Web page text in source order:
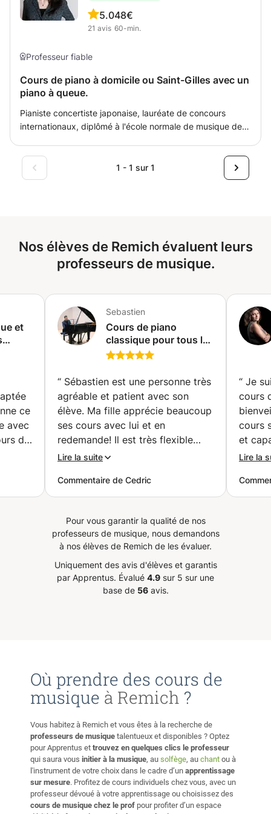
5.0
21 avis
48€
60-min.
Professeur fiable
Cours de piano à domicile ou Saint-Gilles avec un
piano à queue.
Pianiste concertiste japonaise, lauréate de concours
internationaux, diplômé à l'école normale de musique de
ou chez moi à Saint-gilles avec un piano à queue. Je
propose un apprentissage adoptée aux chacun, de
smartphone, et une passion à la musique. Pour ceux qui
sont aux niveaux avancés, je demande de m'envoyer
votre enregistrement jusqu'à la date et vous donne le
Français, Anglais, Japonais,
1 - 1 sur 1
Nos élèves de Remich évaluent leurs
professeurs de musique.
et
ce
avec
Sebastien
Cours de piano
classique pour tous les
âges - chez vous !
“ Sébastien est une personne très
agréable et patient avec son
élève. Ma fille apprécie beaucoup
ses cours avec lui et en
redemande! Il est très flexible
concernant l’organisation des
ce qui est très appréciable. Je
recommande! ”
Lire la suite
Commentaire de Cedric
“ Je
cours
cours
et
a me
Lire la
Pour vous garantir la qualité de nos
professeurs de musique, nous demandons
à nos élèves de Remich de les évaluer.
Uniquement des avis d'élèves et garantis
par Apprentus. Évalué 4.9 sur 5 sur une
base de 56avis.
Où prendre des cours de
musique à Remich ?
Vous habitez à Remich et vous êtes à la recherche de
professeurs de musique talentueux et disponibles ? Optez
pour Apprentus et trouvez en quelques clics le professeur
qui saura vous initier à la musique, au solfège, au chant ou à
l'instrument de votre choix dans le cadre d’un apprentissage
sur mesure. Profitez de cours individuels chez vous, avec un
professeur dévoué à votre apprentissage ou choisissez des
cours de musique chez le prof pour profiter d’un espace